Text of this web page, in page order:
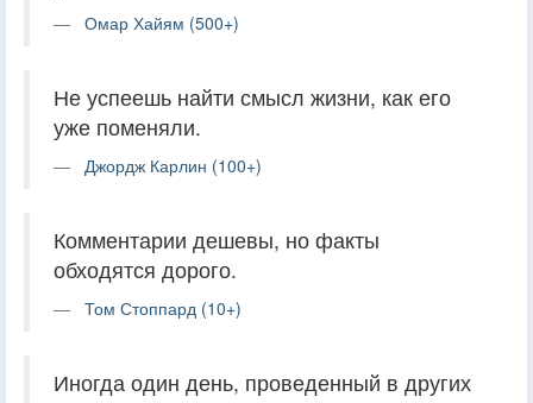
Омар Хайям (500+)
Не успеешь найти смысл жизни, как его
уже поменяли.
Джордж Карлин (100+)
Комментарии дешевы, но факты
обходятся дорого.
Том Стоппард (10+)
Иногда один день, проведенный в других